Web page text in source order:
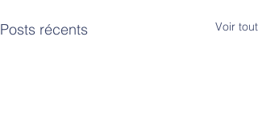
Posts récents Voir tout